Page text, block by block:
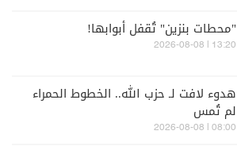
"محطات بنزين" تُقفل أبوابها!
13:20 | 2026-08-08
هدوء لافت لـ حزب الله.. الخطوط الحمراء
لم تُمس
08:00 | 2026-08-08